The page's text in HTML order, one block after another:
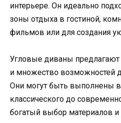
интерьере. Он идеально
зоны отдыха в гостиной,
фильмов или для создания
Угловые диваны предлагают
и множество возможностей
Они могут быть выполнены в
классического до
богатый выбор материалов и